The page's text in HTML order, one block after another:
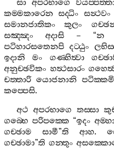
සා අපරභාගෙ
කම‍්මකාරෙන
සද‍්ධිං සන්‍ථවං
සමානජාතිකං
කුලං
සඤ‍්ඤං
අදාසි – “න
පටිහාරසතෙනපි දට‍්ඨුං
ඉදානි
මං ගණ‍්හිත්‍වා
අනුච‍්ඡවිකං හත්‍ථසාරං
චත‍්තාරි යොජනානි
කප‍්පෙසි.
අථ අපරභාගෙ තස‍්සා
ගබ‍්භෙ පරිපක‍්කෙ “ඉදං
ගච‍්ඡාම
සාමී”ති ආහ.
ගච‍්ඡාමා”ති ගන‍්තුං